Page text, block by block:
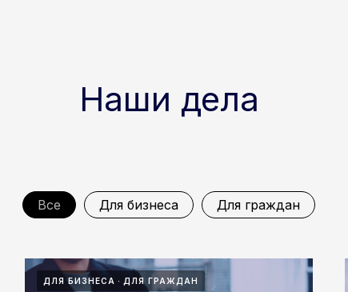
Наши дела
Все Для бизнеса Для граждан
ДЛЯ БИЗНЕСА ДЛЯ ГРАЖДАН